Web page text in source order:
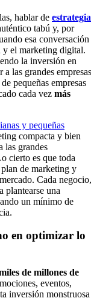
hablar de
tabú y, por
esa conversación
y el marketing digital.
la inversión en
las grandes
pequeñas empresas
cada vez más
y pequeñas
compacta y bien
las grandes
cierto es que toda
plan de marketing y
Cada negocio,
plantearse una
un mínimo de
en optimizar lo
de millones de
eventos,
inversión monstruosa